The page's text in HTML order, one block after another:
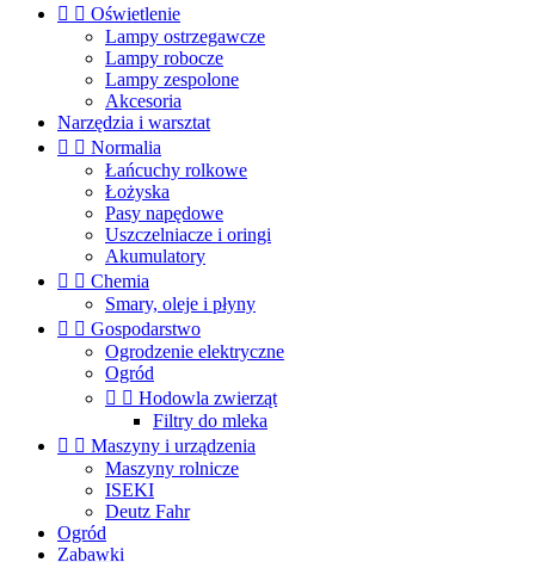
  Oświetlenie
Lampy ostrzegawcze
Lampy robocze
Lampy zespolone
Akcesoria
Narzędzia i warsztat
  Normalia
Łańcuchy rolkowe
Łożyska
Pasy napędowe
Uszczelniacze i oringi
Akumulatory
  Chemia
Smary, oleje i płyny
  Gospodarstwo
Ogrodzenie elektryczne
Ogród
  Hodowla zwierząt
Filtry do mleka
  Maszyny i urządzenia
Maszyny rolnicze
ISEKI
Deutz Fahr
Ogród
Zabawki